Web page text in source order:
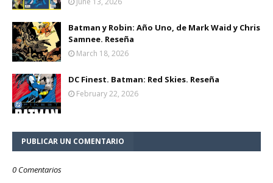
Batman y Robin: Año Uno, de Mark Waid y Chris
Samnee. Reseña
March 18, 2026
DC Finest. Batman: Red Skies. Reseña
February 22, 2026
PUBLICAR UN COMENTARIO
0 Comentarios